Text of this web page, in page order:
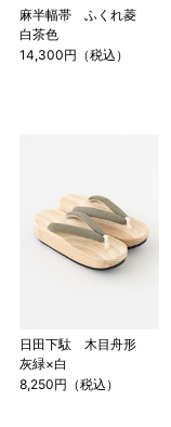
麻半幅帯 ふくれ菱
白茶色
14,300円（税込）
日田下駄 木目舟形
灰緑×白
8,250円（税込）